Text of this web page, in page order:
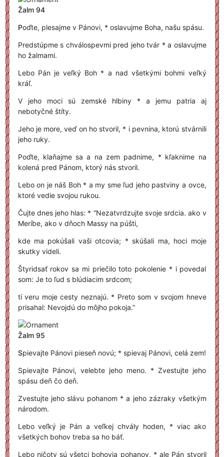
Žalm 94
Poďte, plesajme v Pánovi, * oslavujme Boha, našu spásu.
Predstúpme s chválospevmi pred jeho tvár * a oslavujme
ho žalmami.
Lebo Pán je veľký Boh * a nad všetkými bohmi veľký
kráľ.
V jeho moci sú zemské hlbiny * a jemu patria aj
nebotyčné štíty.
Jeho je more, veď on ho stvoril, * i pevnina, ktorú stvárnili
jeho ruky.
Poďte, klaňajme sa a na zem padnime, * kľaknime na
kolená pred Pánom, ktorý nás stvoril.
Lebo on je náš Boh * a my sme ľud jeho pastviny a ovce,
ktoré vedie svojou rukou.
Čujte dnes jeho hlas: * “Nezatvrdzujte svoje srdcia. ako v
Meríbe, ako v dňoch Massy na púšti,
kde ma pokúšali vaši otcovia; * skúšali ma, hoci moje
skutky videli.
Štyridsať rokov sa mi priečilo toto pokolenie * i povedal
som: Je to ľud s blúdiacim srdcom;
tí veru moje cesty neznajú. * Preto som v svojom hneve
prisahal: Nevojdú do môjho pokoja.”
Žalm 95
Spievajte Pánovi pieseň novú; * spievaj Pánovi, celá zem!
Spievajte Pánovi, velebte jeho meno. * Zvestujte jeho
spásu deň čo deň.
Zvestujte jeho slávu pohanom * a jeho zázraky všetkým
národom.
Lebo veľký je Pán a veľkej chvály hoden, * viac ako
všetkých bohov treba sa ho báť.
Lebo ničoty sú všetci bohovia pohanov, * ale Pán stvoril